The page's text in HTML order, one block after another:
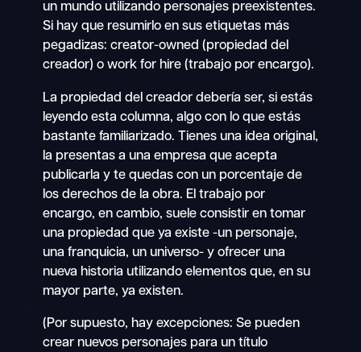
un mundo utilizando personajes preexistentes.
Si hay que resumirlo en sus etiquetas más
pegadizas: creator-owned (propiedad del
creador) o work for hire (trabajo por encargo).
La propiedad del creador debería ser, si estás
leyendo esta columna, algo con lo que estás
bastante familiarizado. Tienes una idea original,
la presentas a una empresa que acepta
publicarla y te quedas con un porcentaje de
los derechos de la obra. El trabajo por
encargo, en cambio, suele consistir en tomar
una propiedad que ya existe -un personaje,
una franquicia, un universo- y ofrecer una
nueva historia utilizando elementos que, en su
mayor parte, ya existen.
(Por supuesto, hay excepciones: Se pueden
crear nuevos personajes para un título